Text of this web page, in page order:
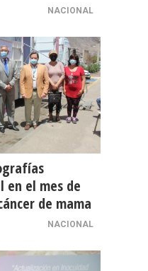
NACIONAL
el mes de
de mama
NACIONAL